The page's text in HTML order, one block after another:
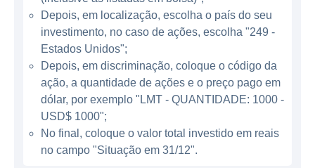
Falcon e o F-35 Lightning II, um dos
programas de defesa mais ambiciosos e
sofisticados da atualidade.
ATUAÇÃO DA LOCKHEED MARTIN
A Lockheed Martin atua em mais de 50
países, oferecendo soluções que vão desde
sistemas de combate aéreo até tecnologias
Depois, em localização, escolha o país do seu
investimento, no caso de ações, escolha "249 -
Estados Unidos";
Depois, em discriminação, coloque o código da
ação, a quantidade de ações e o preço pago em
dólar, por exemplo "LMT - QUANTIDADE: 1000 -
USD$ 1000";
No final, coloque o valor total investido em reais
no campo "Situação em 31/12".